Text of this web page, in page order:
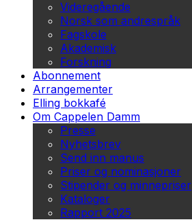
Videregående
Norsk som andrespråk
Fagskole
Akademisk
Forskning
Abonnement
Arrangementer
Elling bokkafé
Om Cappelen Damm
Presse
Nyhetsbrev
Send inn manus
Priser og nominasjoner
Stipender og minnepriser
Kataloger
Rapport 2025